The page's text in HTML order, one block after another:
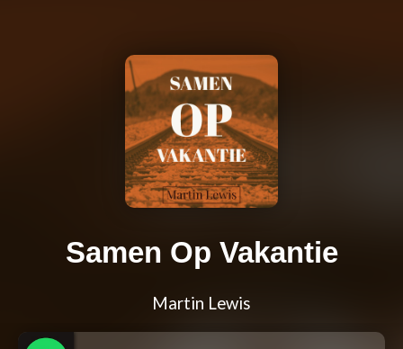
Samen Op Vakantie
Martin Lewis